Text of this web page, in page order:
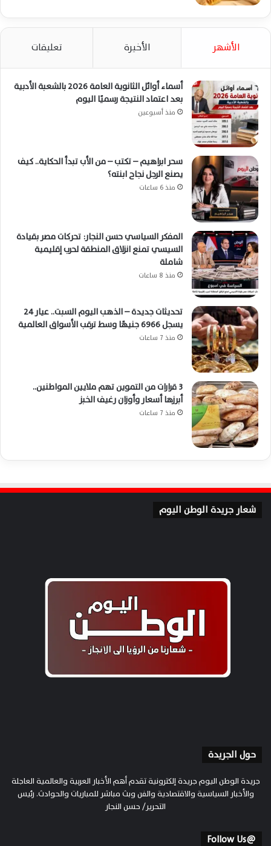
الأشهر الأخيرة تعليقات
أسماء أوائل الثانوية العامة 2026 بالشعبة الأدبية
بعد اعتماد النتيجة رسميًا اليوم
منذ أسبوعين
سحر ابراهيم – تكتب – من الأب تبدأ الحكاية.. كيف
يصنع الرجل نجاح ابنته؟
منذ 6 ساعات
المفكر السياسي حسن النجار: تحركات مصر بقيادة
السيسي تمنع انزلاق المنطقة لحرب إقليمية
شاملة
منذ 8 ساعات
تحديثات جديدة – الذهب اليوم السبت.. عيار 24
يسجل 6966 جنيهًا وسط ترقب الأسواق العالمية
منذ 7 ساعات
3 قرارات من التموين تهم ملايين المواطنين..
أبرزها أسعار وأوزان رغيف الخبز
منذ 7 ساعات
شعار جريدة الوطن اليوم
حول الجريدة
جريدة الوطن اليوم جريدة إلكترونية تقدم أهم الأخبار العربية والعالمية العاجلة
والأخبار السياسية والاقتصادية والفن وبث مباشر للمباريات والحوادث. رئيس
التحرير/ حسن النجار
@Follow Us